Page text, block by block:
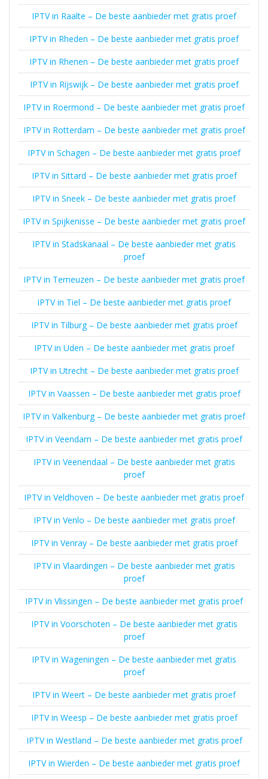
IPTV in Raalte – De beste aanbieder met gratis proef
IPTV in Rheden – De beste aanbieder met gratis proef
IPTV in Rhenen – De beste aanbieder met gratis proef
IPTV in Rijswijk – De beste aanbieder met gratis proef
IPTV in Roermond – De beste aanbieder met gratis proef
IPTV in Rotterdam – De beste aanbieder met gratis proef
IPTV in Schagen – De beste aanbieder met gratis proef
IPTV in Sittard – De beste aanbieder met gratis proef
IPTV in Sneek – De beste aanbieder met gratis proef
IPTV in Spijkenisse – De beste aanbieder met gratis proef
IPTV in Stadskanaal – De beste aanbieder met gratis
proef
IPTV in Terneuzen – De beste aanbieder met gratis proef
IPTV in Tiel – De beste aanbieder met gratis proef
IPTV in Tilburg – De beste aanbieder met gratis proef
IPTV in Uden – De beste aanbieder met gratis proef
IPTV in Utrecht – De beste aanbieder met gratis proef
IPTV in Vaassen – De beste aanbieder met gratis proef
IPTV in Valkenburg – De beste aanbieder met gratis proef
IPTV in Veendam – De beste aanbieder met gratis proef
IPTV in Veenendaal – De beste aanbieder met gratis
proef
IPTV in Veldhoven – De beste aanbieder met gratis proef
IPTV in Venlo – De beste aanbieder met gratis proef
IPTV in Venray – De beste aanbieder met gratis proef
IPTV in Vlaardingen – De beste aanbieder met gratis
proef
IPTV in Vlissingen – De beste aanbieder met gratis proef
IPTV in Voorschoten – De beste aanbieder met gratis
proef
IPTV in Wageningen – De beste aanbieder met gratis
proef
IPTV in Weert – De beste aanbieder met gratis proef
IPTV in Weesp – De beste aanbieder met gratis proef
IPTV in Westland – De beste aanbieder met gratis proef
IPTV in Wierden – De beste aanbieder met gratis proef